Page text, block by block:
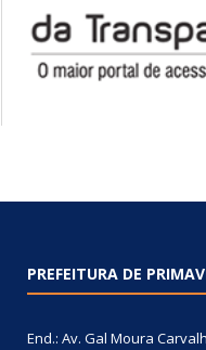
PREFEITURA DE
End.: Av. Gal Moura